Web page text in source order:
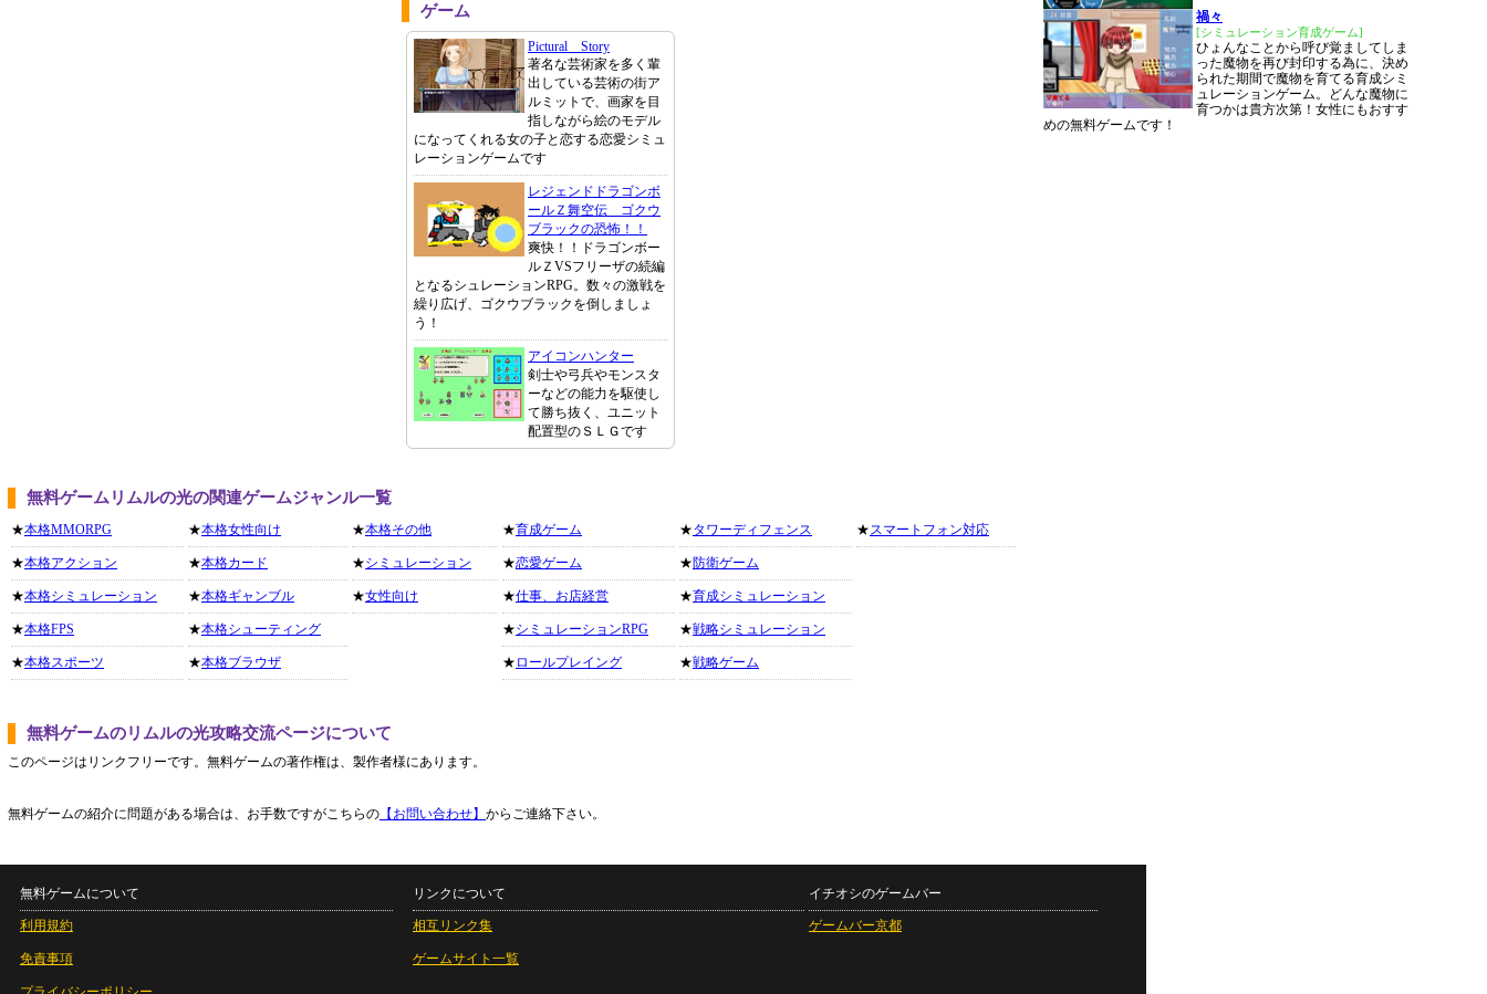
ゲーム
Pictural Story
著名な芸術家を多く輩
出している芸術の街ア
ルミットで、画家を目
指しながら絵のモデル
になってくれる女の子と恋する恋愛シミュ
レーションゲームです
レジェンドドラゴンボ
ールＺ舞空伝 ゴクウ
ブラックの恐怖！！
爽快！！ドラゴンボー
ルＺVSフリーザの続編
となるシュレーションRPG。数々の激戦を
繰り広げ、ゴクウブラックを倒しましょ
う！
アイコンハンター
剣士や弓兵やモンスタ
ーなどの能力を駆使し
て勝ち抜く、ユニット
配置型のＳＬＧです
無料ゲームリムルの光の関連ゲームジャンル一覧
★本格MMORPG
★本格アクション
★本格シミュレーション
★本格FPS
★本格スポーツ
★本格女性向け
★本格カード
★本格ギャンブル
★本格シューティング
★本格ブラウザ
★本格その他
★シミュレーション
★女性向け
★育成ゲーム
★恋愛ゲーム
★仕事、お店経営
★シミュレーションRPG
★ ロールプレイング
★タワーディフェンス
★防衛ゲーム
★育成シミュレーション
★戦略シミュレーション
★戦略ゲーム
★スマートフォン対応
無料ゲームのリムルの光攻略交流ページについて
このページはリンクフリーです。無料ゲームの著作権は、製作者様にあります。
無料ゲームの紹介に問題がある場合は、お手数ですがこちらの 【お問い合わせ】 からご連絡下さい。
禍々
[シミュレーション育成ゲーム]
ひょんなことから呼び覚ましてしま
った魔物を再び封印する為に、決め
られた期間で魔物を育てる育成シミ
ュレーションゲーム。どんな魔物に
育つかは貴方次第！女性にもおすす
めの無料ゲームです！
無料ゲームについて
利用規約
免責事項
リンクについて
相互リンク集
ゲームサイト一覧
イチオシのゲームバー
ゲームバー京都